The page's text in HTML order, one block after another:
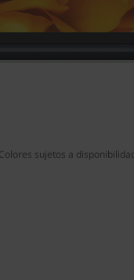
Colores sujetos a